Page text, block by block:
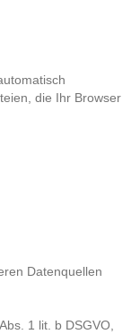
die Ihr Browser
Datenquellen
1 lit. b DSGVO,